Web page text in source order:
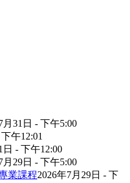
月31日 - 下午5:00
午12:01
日 - 下午12:00
月29日 - 下午5:00
業課程2026年7月29日 - 下